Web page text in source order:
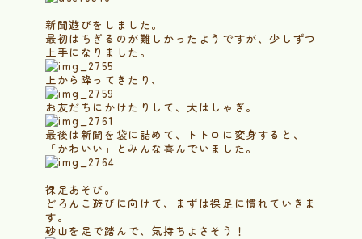
新聞遊びをしました。
最初はちぎるのが難しかったようですが、少しずつ
上手になりました。
上から降ってきたり、
お友だちにかけたりして、大はしゃぎ。
最後は新聞を袋に詰めて、トトロに変身すると、
「かわいい」とみんな喜んでいました。
裸足あそび。
どろんこ遊びに向けて、まずは裸足に慣れていきま
す。
砂山を足で踏んで、気持ちよさそう！